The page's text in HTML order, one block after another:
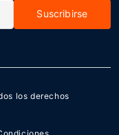
Suscribirse
los derechos